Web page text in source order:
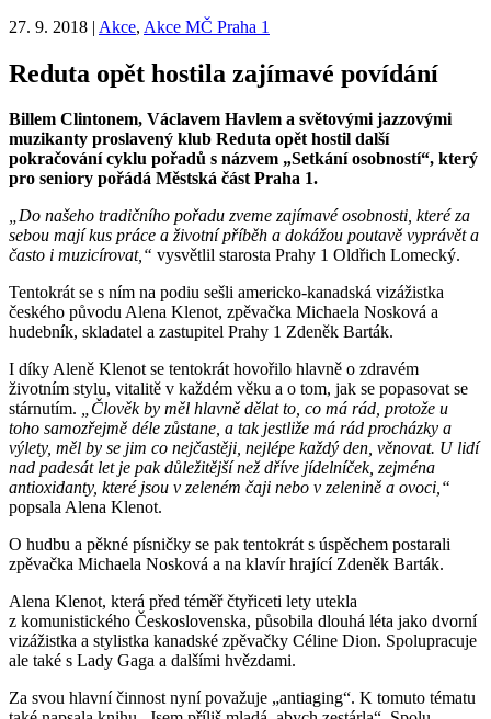
27. 9. 2018 | Akce, Akce MČ Praha 1
Reduta opět hostila zajímavé povídání
Billem Clintonem, Václavem Havlem a světovými jazzovými
muzikanty proslavený klub Reduta opět hostil další
pokračování cyklu pořadů s názvem „Setkání osobností“, který
pro seniory pořádá Městská část Praha 1.
„Do našeho tradičního pořadu zveme zajímavé osobnosti, které za
sebou mají kus práce a životní příběh a dokážou poutavě vyprávět a
často i muzicírovat,“ vysvětlil starosta Prahy 1 Oldřich Lomecký.
Tentokrát se s ním na podiu sešli americko-kanadská vizážistka
českého původu Alena Klenot, zpěvačka Michaela Nosková a
hudebník, skladatel a zastupitel Prahy 1 Zdeněk Barták.
I díky Aleně Klenot se tentokrát hovořilo hlavně o zdravém
životním stylu, vitalitě v každém věku a o tom, jak se popasovat se
stárnutím. „Člověk by měl hlavně dělat to, co má rád, protože u
toho samozřejmě déle zůstane, a tak jestliže má rád procházky a
výlety, měl by se jim co nejčastěji, nejlépe každý den, věnovat. U lidí
nad padesát let je pak důležitější než dříve jídelníček, zejména
antioxidanty, které jsou v zeleném čaji nebo v zelenině a ovoci,“
popsala Alena Klenot.
O hudbu a pěkné písničky se pak tentokrát s úspěchem postarali
zpěvačka Michaela Nosková a na klavír hrající Zdeněk Barták.
Alena Klenot, která před téměř čtyřiceti lety utekla
z komunistického Československa, působila dlouhá léta jako dvorní
vizážistka a stylistka kanadské zpěvačky Céline Dion. Spolupracuje
ale také s Lady Gaga a dalšími hvězdami.
Za svou hlavní činnost nyní považuje „antiaging“. K tomuto tématu